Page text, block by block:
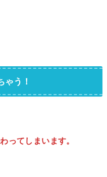
う！
ってしまいます。